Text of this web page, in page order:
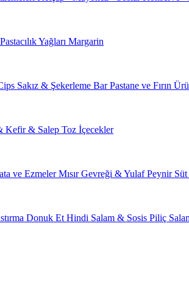
Pastacılık Yağları Margarin
Sakız & Şekerleme BarPastane ve Fırın
Kefir & Salep Toz İçecekler
ve EzmelerMısır Gevreği & YulafPeynir
Donuk Et Hindi Salam & Sosis Piliç